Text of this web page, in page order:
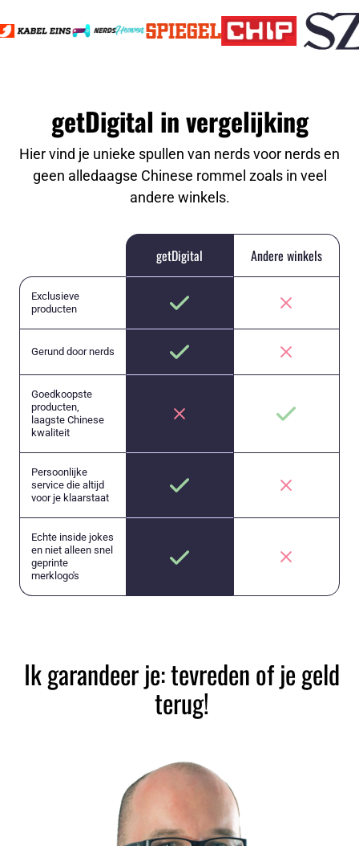
getDigital in vergelijking
Hier vind je unieke spullen van nerds voor nerds en
geen alledaagse Chinese rommel zoals in veel
andere winkels.
getDigital Andere winkels
Exclusieve
producten
Gerund door nerds
Goedkoopste
producten,
laagste Chinese
kwaliteit
Persoonlijke
service die altijd
voor je klaarstaat
Echte inside jokes
en niet alleen snel
geprinte
merklogo's
Ik garandeer je: tevreden of je geld
terug!